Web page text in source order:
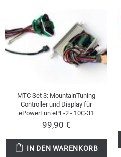
MTC Set 3: MountainTuning
Controller und Display für
ePowerFun ePF-2 - 10C-31
99,90 €
IN DEN WARENKORB